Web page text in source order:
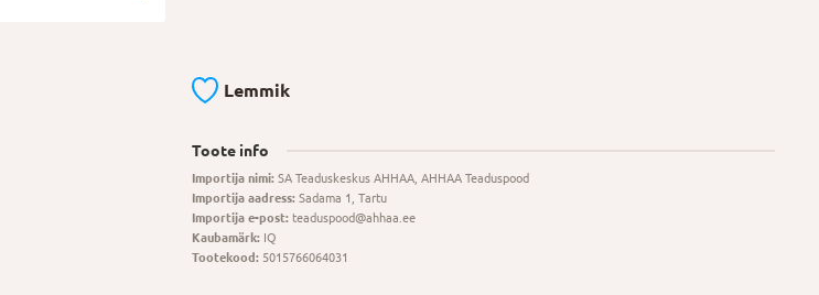
Lemmik
Toote info
Importija nimi:SA Teaduskeskus AHHAA, AHHAA Teaduspood
Importija aadress:Sadama 1, Tartu
Importija e-post:teaduspood@ahhaa.ee
Kaubamärk:IQ
Tootekood:5015766064031